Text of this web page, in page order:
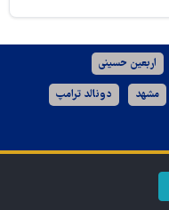
اربعین حسینی
مشهد دونالد ترامپ